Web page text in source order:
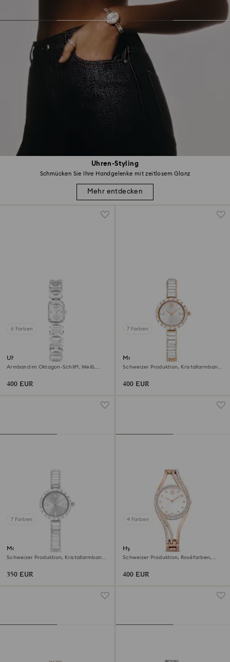
Uhren-Styling
Schmücken Sie Ihre Handgelenke mit zeitlosem Glanz
Mehr entdecken
6 Farben
Uhr
Armband im Oktagon-Schliff, Weiß,
400 EUR
7 Farben
Matrix bangle Uhr
Schweizer Produktion, Kristallarmband,
400 EUR
7 Farben
Matrix bangle Uhr
Schweizer Produktion, Kristallarmband,
350 EUR
4 Farben
Hyperbola Armreifuhr
Schweizer Produktion, Roséfarben,
400 EUR